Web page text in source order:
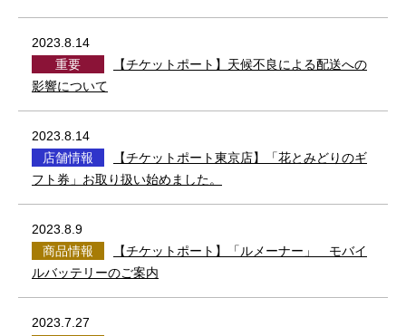
2023.8.14
重要
【チケットポート】天候不良による配送への
影響について
2023.8.14
店舗情報
【チケットポート東京店】「花とみどりのギ
フト券」お取り扱い始めました。
2023.8.9
商品情報
【チケットポート】「ルメーナー」 モバイ
ルバッテリーのご案内
2023.7.27